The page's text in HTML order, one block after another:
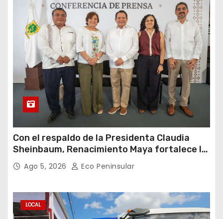
Con el respaldo de la Presidenta Claudia
Sheinbaum, Renacimiento Maya fortalece la
salud de las familias yucatecas
Ago 5, 2026 Eco Peninsular
LOCAL